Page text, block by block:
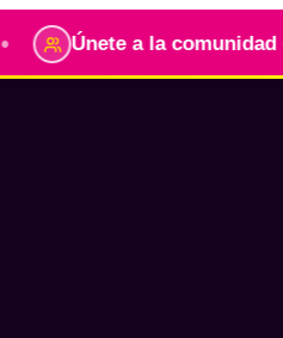
Únete a la comunidad digital